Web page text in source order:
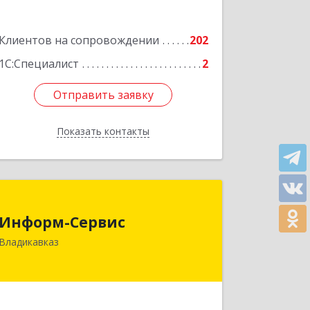
Клиентов на сопровождении
202
1С:Специалист
2
Отправить заявку
Показать контакты
Отправить заявку
Назад
Информ-Сервис
Владикавказ
362020, Северная Осетия - Алания
Респ, Владикавказ г, Островского ул,